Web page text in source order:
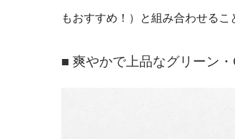
もおすすめ！）と組み合わせる
■ 爽やかで上品なグリーン